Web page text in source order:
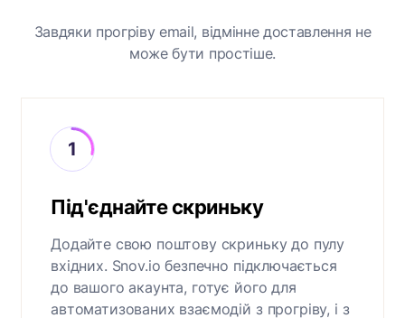
Завдяки прогріву email, відмінне доставлення не
може бути простіше.
Під'єднайте скриньку
Додайте свою поштову скриньку до пулу
вхідних. Snov.io безпечно підключається
до вашого акаунта, готує його для
автоматизованих взаємодій з прогріву, і з